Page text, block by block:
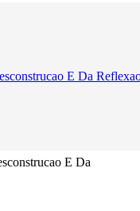
E Da
E Da